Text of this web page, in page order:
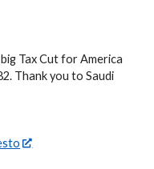
Tax Cut for America
Thank you to Saudi